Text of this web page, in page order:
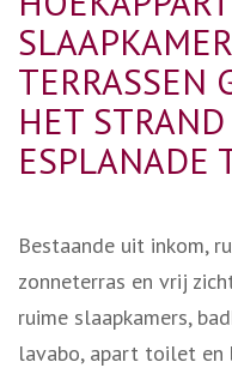
TERRASSEN
HET
ESPLANADE
Bestaande uit inkom,
zonneterras en vrij
ruime slaapkamers,
lavabo, apart toilet en